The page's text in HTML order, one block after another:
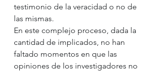
testimonio de la veracidad o no de
las mismas.
En este complejo proceso, dada la
cantidad de implicados, no han
faltado momentos en que las
opiniones de los investigadores no